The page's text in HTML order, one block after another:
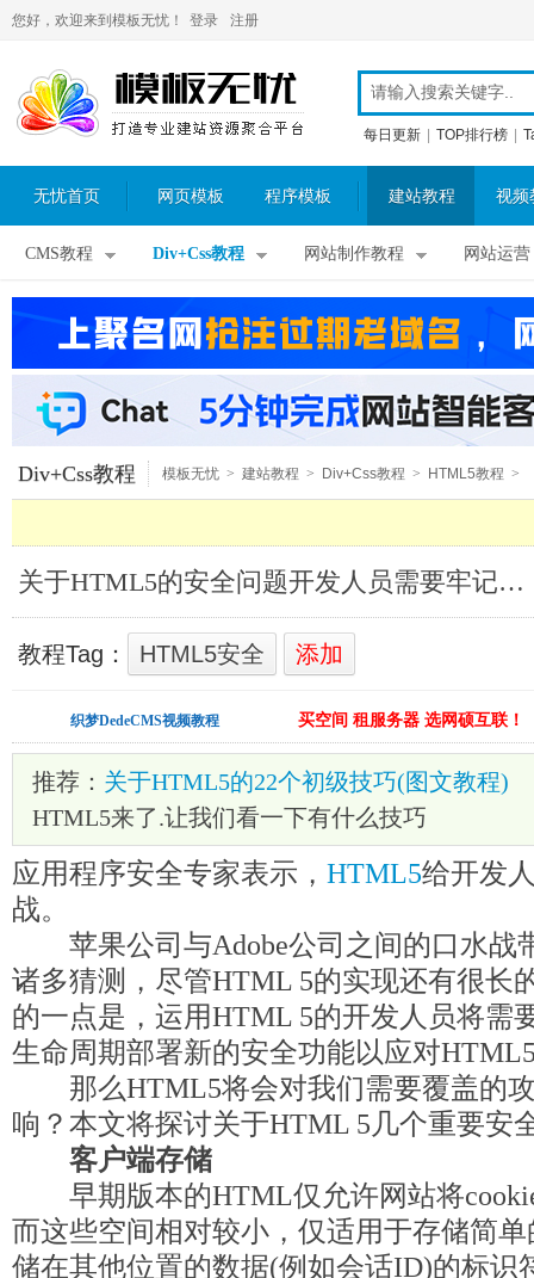
您好，欢迎来到模板无忧！ 登录 注册
每日更新 TOP排行榜
无忧首页 网页模板 程序模板 建站教程 视频
CMS教程 Div+Css教程 网站制作教程 网站运营
Div+Css教程 模板无忧 > 建站教程 > Div+Css教程 > HTML5教程 >
关于HTML5的安全问题开发人员需要牢记的_HTML5教程
教程Tag： HTML5安全 添加
织梦DedeCMS视频教程 买空间 租服务器 选网硕互联！
推荐： 关于HTML5的22个初级技巧(图文教程)
HTML5来了.让我们看一下有什么技巧
应用程序安全专家表示， HTML5给开发
战。
苹果公司与Adobe公司之间的口水战
诸多猜测，尽管HTML 5的实现还有很长
的一点是，运用HTML 5的开发人员将需
生命周期部署新的安全功能以应对
那么HTML5将会对我们需要覆盖的攻
响？本文将探讨关于HTML 5几个重要安
客户端存储
早期版本的HTML仅允许网站将
而这些空间相对较小，仅适用于存储简
储在其他位置的数据(例如会话ID)的标识